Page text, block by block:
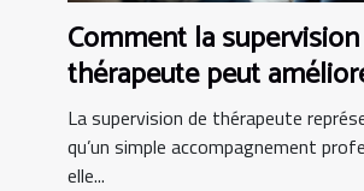
Comment la
thérapeute peut
pratique clinique
La supervision de thérapeute
qu’un simple accompagnement
elle...